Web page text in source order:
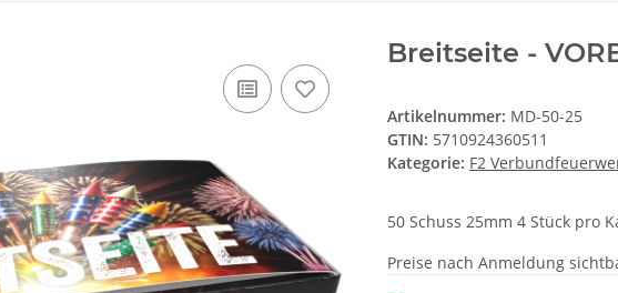
Breitseite -
Artikelnummer: MD-50-25
GTIN: 5710924360511
Kategorie: F2
50 Schuss 25mm 4 Stück pro
Preise nach Anmeldung